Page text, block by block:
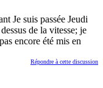
Je suis passée Jeudi
de la vitesse; je
encore été mis en
Répondre à cette discussion